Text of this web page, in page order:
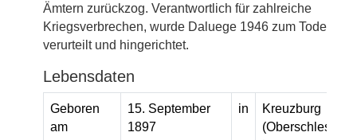
Ämtern zurückzog. Verantwortlich für zahlreiche
Kriegsverbrechen, wurde Daluege 1946 zum Tode
verurteilt und hingerichtet.
Lebensdaten
Geboren
am
15. September
1897
in
Kreuzburg
(Oberschlesien,